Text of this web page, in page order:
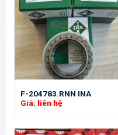
F-204783.RNN INA
Giá: liên hệ